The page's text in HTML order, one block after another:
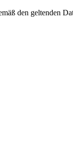
den geltenden